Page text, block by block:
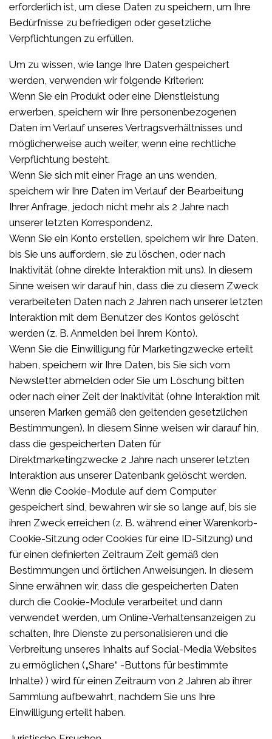
erforderlich ist, um diese Daten zu speichern, um Ihre
Bedürfnisse zu befriedigen oder gesetzliche
Verpflichtungen zu erfüllen.
Um zu wissen, wie lange Ihre Daten gespeichert
werden, verwenden wir folgende Kriterien:
Wenn Sie ein Produkt oder eine Dienstleistung
erwerben, speichern wir Ihre personenbezogenen
Daten im Verlauf unseres Vertragsverhältnisses und
möglicherweise auch weiter, wenn eine rechtliche
Verpflichtung besteht.
Wenn Sie sich mit einer Frage an uns wenden,
speichern wir Ihre Daten im Verlauf der Bearbeitung
Ihrer Anfrage, jedoch nicht mehr als 2 Jahre nach
unserer letzten Korrespondenz.
Wenn Sie ein Konto erstellen, speichern wir Ihre Daten,
bis Sie uns auffordern, sie zu löschen, oder nach
Inaktivität (ohne direkte Interaktion mit uns). In diesem
Sinne weisen wir darauf hin, dass die zu diesem Zweck
verarbeiteten Daten nach 2 Jahren nach unserer letzten
Interaktion mit dem Benutzer des Kontos gelöscht
werden (z. B. Anmelden bei Ihrem Konto).
Wenn Sie die Einwilligung für Marketingzwecke erteilt
haben, speichern wir Ihre Daten, bis Sie sich vom
Newsletter abmelden oder Sie um Löschung bitten
oder nach einer Zeit der Inaktivität (ohne Interaktion mit
unseren Marken gemäß den geltenden gesetzlichen
Bestimmungen). In diesem Sinne weisen wir darauf hin,
dass die gespeicherten Daten für
Direktmarketingzwecke 2 Jahre nach unserer letzten
Interaktion aus unserer Datenbank gelöscht werden.
Wenn die Cookie-Module auf dem Computer
gespeichert sind, bewahren wir sie so lange auf, bis sie
ihren Zweck erreichen (z. B. während einer Warenkorb-
Cookie-Sitzung oder Cookies für eine ID-Sitzung) und
für einen definierten Zeitraum Zeit gemäß den
Bestimmungen und örtlichen Anweisungen. In diesem
Sinne erwähnen wir, dass die gespeicherten Daten
durch die Cookie-Module verarbeitet und dann
verwendet werden, um Online-Verhaltensanzeigen zu
schalten, Ihre Dienste zu personalisieren und die
Verbreitung unseres Inhalts auf Social-Media Websites
zu ermöglichen („Share“ -Buttons für bestimmte
Inhalte) ) wird für einen Zeitraum von 2 Jahren ab ihrer
Sammlung aufbewahrt, nachdem Sie uns Ihre
Einwilligung erteilt haben.